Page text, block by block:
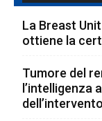
La Breast
ottiene la
Tumore del
l’intelligenza
dell’intervento